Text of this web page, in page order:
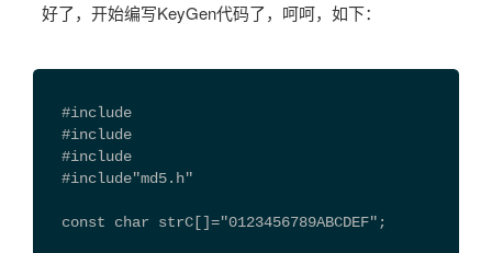
好了，开始编写KeyGen代码了，呵呵，如下：
#include
#include
#include
#include"md5.h"
const char strC[]="0123456789ABCDEF";